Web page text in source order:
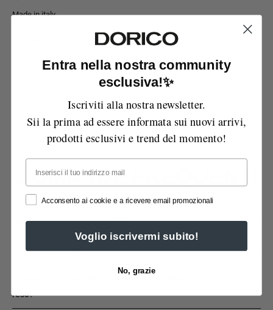
Made in italy
Ritiro disponibile pressoVia Manzoni
Visualizza le informazioni sul negozio
Spedizione gratuita sopra i 99€
DOMANDE FREQUENTI
Quando arriva il mio ordine?
Come posso pagare?
Se sbaglio taglia o volessi effettuare un cambio o un
reso?
Entra nella nostra community
esclusiva!✨
Iscriviti alla nostra newsletter.
Sii la prima ad essere informata sui nuovi arrivi,
prodotti esclusivi e trend del momento!
Email
Acconsento ai cookie e a ricevere email promozionali
Voglio iscrivermi subito!
No, grazie